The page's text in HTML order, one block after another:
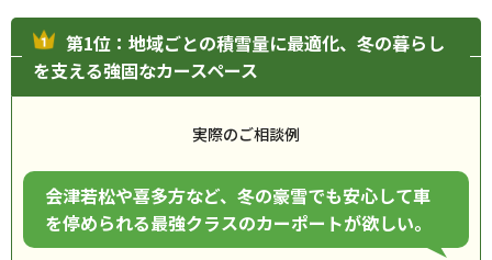
第1位：地域ごとの積雪量に最適化、冬の暮らし
を支える強固なカースペース
実際のご相談例
会津若松や喜多方など、冬の豪雪でも安心して車
を停められる最強クラスのカーポートが欲しい。